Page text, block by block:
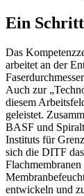
Ein
Das
arbeitet an der
Auch zur
diesem
geleistet.
BASF und
Instituts für
sich die DITF
entwickeln und